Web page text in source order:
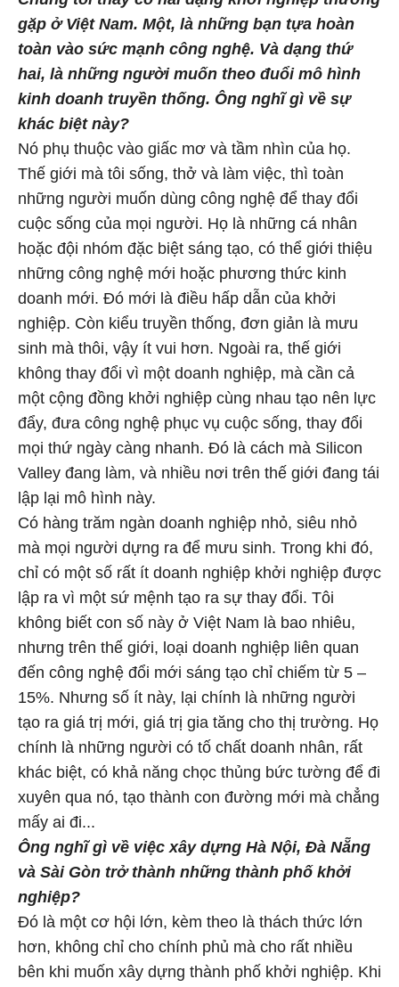
gặp ở Việt Nam. Một, là những bạn tựa hoàn
toàn vào sức mạnh công nghệ. Và dạng thứ
hai, là những người muốn theo đuổi mô hình
kinh doanh truyền thống. Ông nghĩ gì về sự
khác biệt này?
Nó phụ thuộc vào giấc mơ và tầm nhìn của họ.
Thế giới mà tôi sống, thở và làm việc, thì toàn
những người muốn dùng công nghệ để thay đổi
cuộc sống của mọi người. Họ là những cá nhân
hoặc đội nhóm đặc biệt sáng tạo, có thể giới thiệu
những công nghệ mới hoặc phương thức kinh
doanh mới. Đó mới là điều hấp dẫn của khởi
nghiệp. Còn kiểu truyền thống, đơn giản là mưu
sinh mà thôi, vậy ít vui hơn. Ngoài ra, thế giới
không thay đổi vì một doanh nghiệp, mà cần cả
một cộng đồng khởi nghiệp cùng nhau tạo nên lực
đẩy, đưa công nghệ phục vụ cuộc sống, thay đổi
mọi thứ ngày càng nhanh. Đó là cách mà Silicon
Valley đang làm, và nhiều nơi trên thế giới đang tái
lập lại mô hình này.
Có hàng trăm ngàn doanh nghiệp nhỏ, siêu nhỏ
mà mọi người dựng ra để mưu sinh. Trong khi đó,
chỉ có một số rất ít doanh nghiệp khởi nghiệp được
lập ra vì một sứ mệnh tạo ra sự thay đổi. Tôi
không biết con số này ở Việt Nam là bao nhiêu,
nhưng trên thế giới, loại doanh nghiệp liên quan
đến công nghệ đổi mới sáng tạo chỉ chiếm từ 5 –
15%. Nhưng số ít này, lại chính là những người
tạo ra giá trị mới, giá trị gia tăng cho thị trường. Họ
chính là những người có tố chất doanh nhân, rất
khác biệt, có khả năng chọc thủng bức tường để đi
xuyên qua nó, tạo thành con đường mới mà chẳng
mấy ai đi...
Ông nghĩ gì về việc xây dựng Hà Nội, Đà Nẵng
và Sài Gòn trở thành những thành phố khởi
nghiệp?
Đó là một cơ hội lớn, kèm theo là thách thức lớn
hơn, không chỉ cho chính phủ mà cho rất nhiều
bên khi muốn xây dựng thành phố khởi nghiệp. Khi